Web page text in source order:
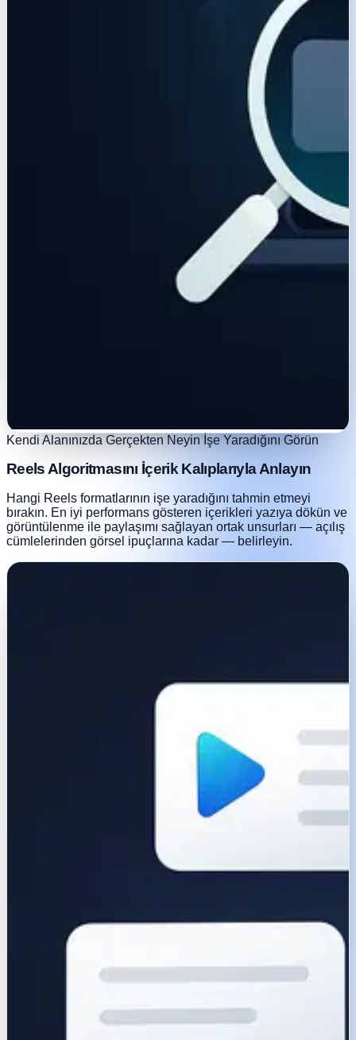
Kendi Alanınızda Gerçekten Neyin İşe Yaradığını Görün
Reels Algoritmasını İçerik Kalıplarıyla Anlayın
Hangi Reels formatlarının işe yaradığını tahmin etmeyi
bırakın. En iyi performans gösteren içerikleri yazıya dökün ve
görüntülenme ile paylaşımı sağlayan ortak unsurları — açılış
cümlelerinden görsel ipuçlarına kadar — belirleyin.